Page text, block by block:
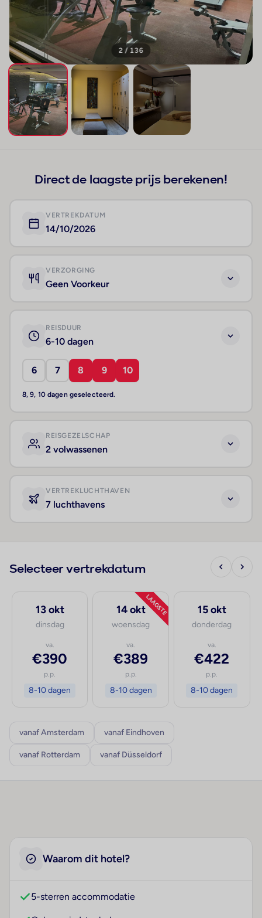
2 / 136
Direct de laagste prijs berekenen!
VERTREKDATUM
14/10/2026
VERZORGING
Geen Voorkeur
REISDUUR
6-10 dagen
6 7 8 9 10
8, 9, 10 dagen geselecteerd.
REISGEZELSCHAP
2 volwassenen
VERTREKLUCHTHAVEN
7 luchthavens
Selecteer vertrekdatum
13 okt
dinsdag
va.
€390
p.p.
8-10 dagen
LAAGSTE
14 okt
woensdag
va.
€389
p.p.
8-10 dagen
15 okt
donderdag
va.
€422
p.p.
8-10 dagen
vanaf Amsterdam vanaf Eindhoven
vanaf Rotterdam vanaf Düsseldorf
Waarom dit hotel?
5-sterren accommodatie